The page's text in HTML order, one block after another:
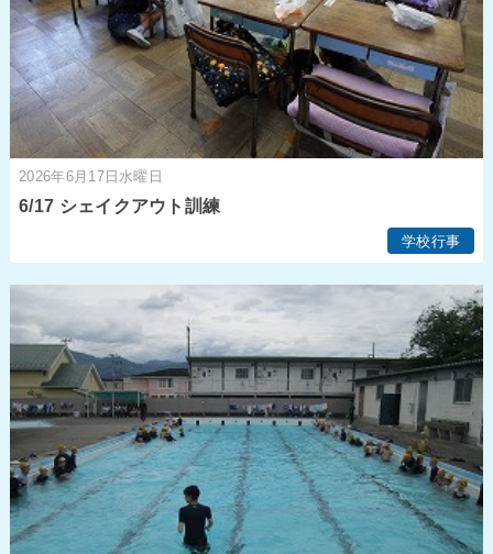
2026年6月17日水曜日
6/17 シェイクアウト訓練
学校行事